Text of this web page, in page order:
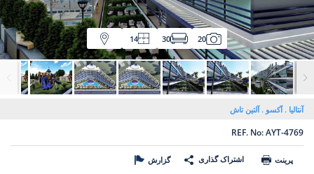
20
30
14
آنتالیا آکسو آلتین تاش
REF. No: AYT-4769
پرینت اشتراک گذاری گزارش